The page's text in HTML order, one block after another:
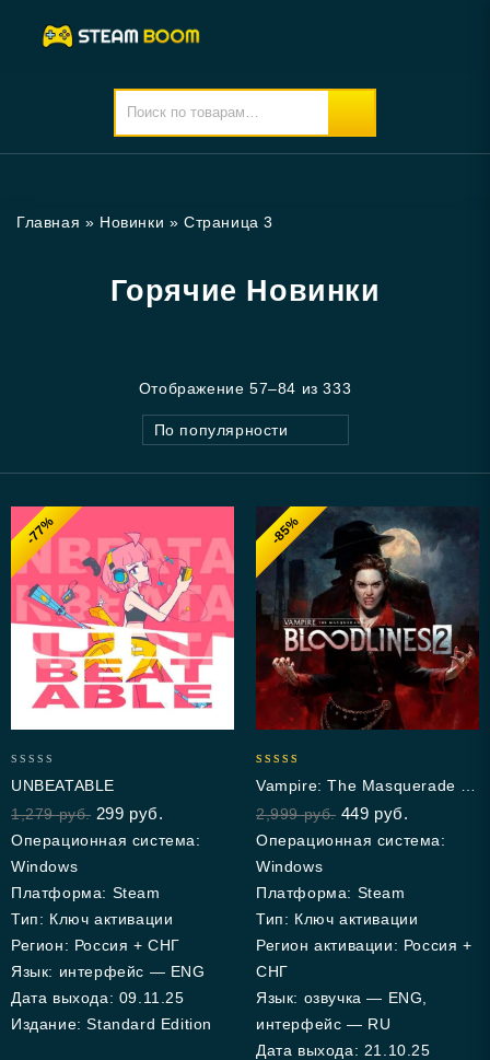
Главная » Новинки »Страница 3
Горячие Новинки
Отображение 57–84 из 333
По популярности
-77%
out
of
5
UNBEATABLE
1,279руб. 299 руб.
Операционная система:
Windows
Платформа: Steam
Тип: Ключ активации
Регион: Россия + СНГ
Язык: интерфейс — ENG
Дата выхода: 09.11.25
Издание: Standard Edition
-85%
out of 5
Vampire: The Masquerade —
Bloodlines 2
2,999руб. 449 руб.
Операционная система:
Windows
Платформа: Steam
Тип: Ключ активации
Регион активации: Россия +
СНГ
Язык: озвучка — ENG,
интерфейс — RU
Дата выхода: 21.10.25